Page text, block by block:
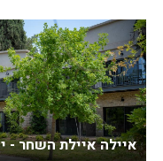
איילה איילת השחר -